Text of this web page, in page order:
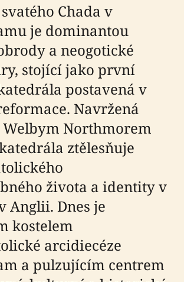
Chada v
je dominantou
a neogotické
stojící jako první
postavená v
Navržená
Welbym Northmorem
ztělesňuje
života a identity v
Anglii. Dnes je
kostelem
arcidiecéze
a pulzujícím centrem